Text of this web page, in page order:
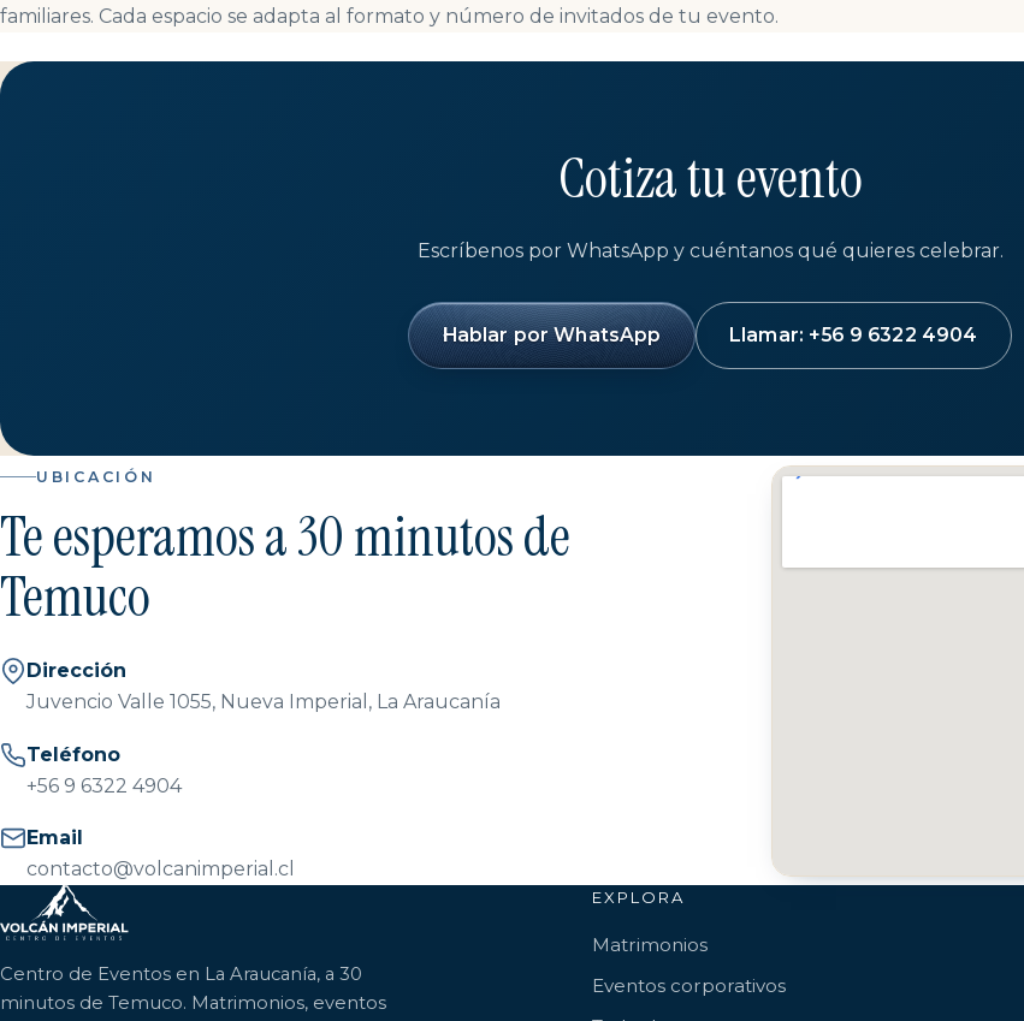
familiares. Cada espacio se adapta al formato y número de invitados de tu evento.
Cotiza tu evento
Escríbenos por WhatsApp y cuéntanos qué quieres celebrar.
Hablar por WhatsApp Llamar: +56 9 6322 4904
UBICACIÓN
Te esperamos a 30 minutos de
Temuco
Dirección
Juvencio Valle 1055, Nueva Imperial, La Araucanía
Teléfono
+56 9 6322 4904
Email
contacto@volcanimperial.cl
Centro de Eventos en La Araucanía, a 30
minutos de Temuco. Matrimonios, eventos
EXPLORA
Matrimonios
Eventos corporativos